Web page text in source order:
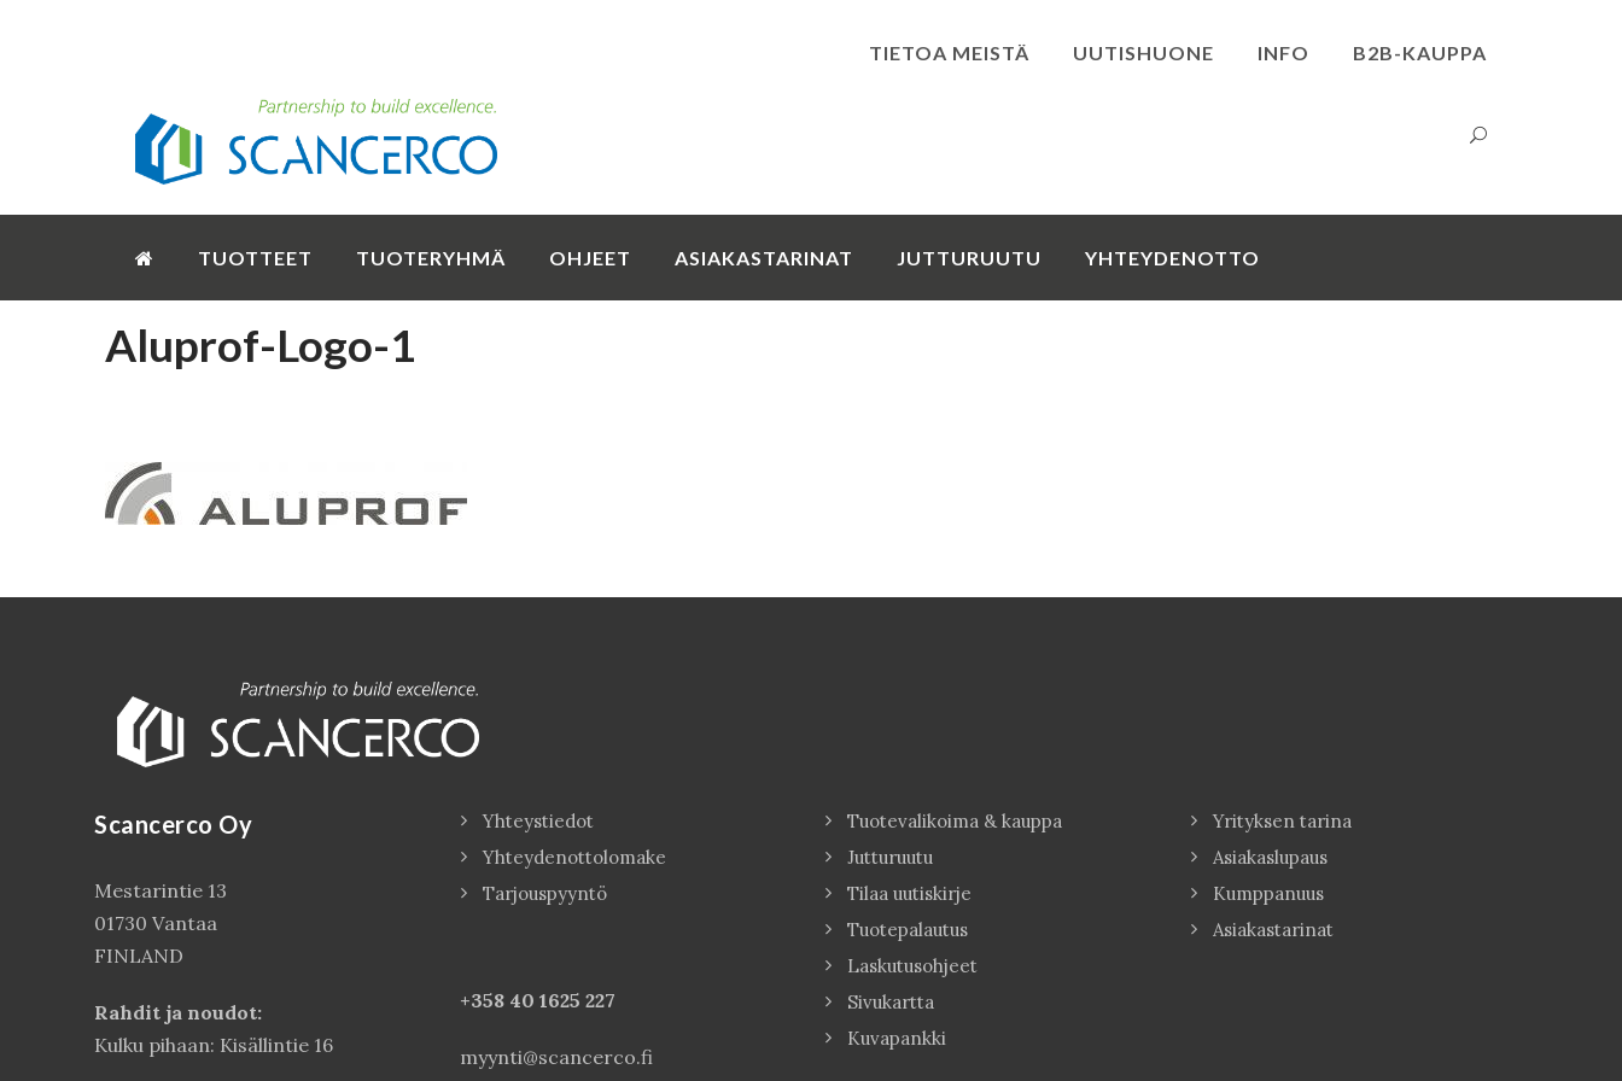
TIETOA MEISTÄ UUTISHUONE INFO B2B-KAUPPA
TUOTTEET TUOTERYHMÄ OHJEET ASIAKASTARINAT JUTTURUUTU YHTEYDENOTTO
Aluprof-Logo-1
Scancerco Oy
Mestarintie 13
01730 Vantaa
FINLAND
Rahdit ja noudot:
Kulku pihaan: Kisällintie 16
Yhteystiedot
Yhteydenottolomake
Tarjouspyyntö
+358 40 1625 227
myynti@scancerco.fi
Tuotevalikoima & kauppa
Jutturuutu
Tilaa uutiskirje
Tuotepalautus
Laskutusohjeet
Sivukartta
Kuvapankki
Yrityksen tarina
Asiakaslupaus
Kumppanuus
Asiakastarinat